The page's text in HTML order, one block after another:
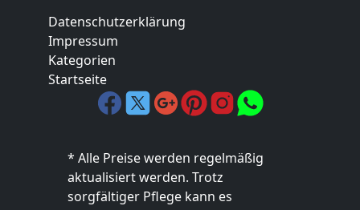
Datenschutzerklärung
Impressum
Kategorien
Startseite
* Alle Preise werden regelmäßig
aktualisiert werden. Trotz
sorgfältiger Pflege kann es